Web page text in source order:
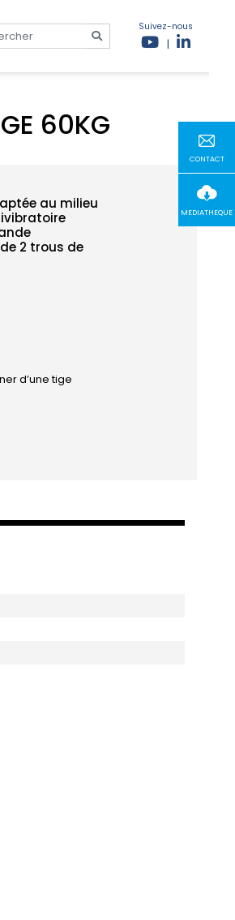
Suivez-nous
|
CONTACT
MEDIATHEQUE
60KG
au milieu
2 trous de
d’une tige